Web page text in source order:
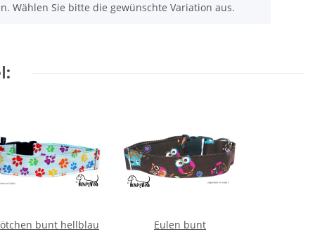
Wählen Sie bitte die gewünschte Variation aus.
bunt hellblau
Eulen bunt